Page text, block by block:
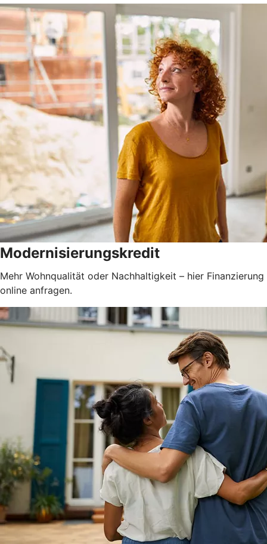
Modernisierungskredit
Mehr Wohnqualität oder Nachhaltigkeit – hier Finanzierung
online anfragen.